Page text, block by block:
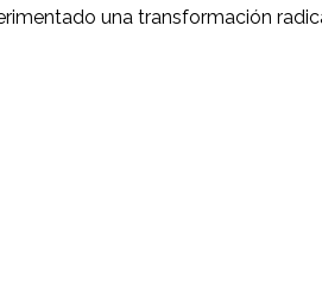
una transformación